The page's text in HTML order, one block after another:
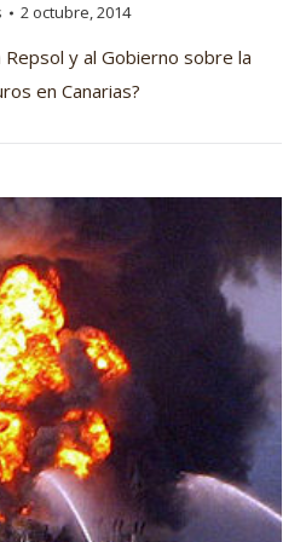
2 octubre, 2014
y al Gobierno sobre la
en Canarias?